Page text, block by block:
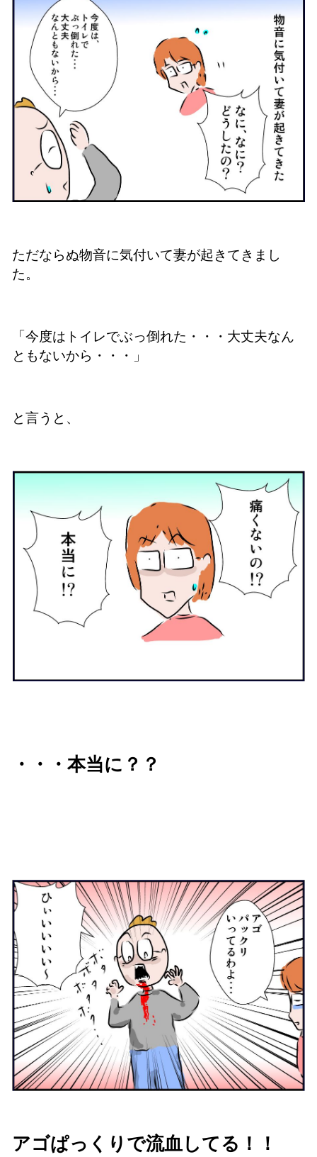
ただならぬ物音に気付いて妻が起きてきまし
た。
「今度はトイレでぶっ倒れた・・・大丈夫なん
ともないから・・・」
と言うと、
・・・本当に？？
アゴぱっくりで流血してる！！